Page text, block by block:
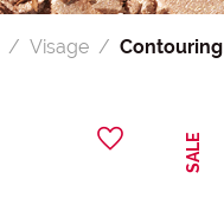
Visage Contouring
SALE